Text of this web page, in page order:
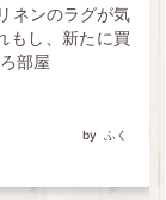
ふく
ネンのラグが気
もし、新たに買
部屋